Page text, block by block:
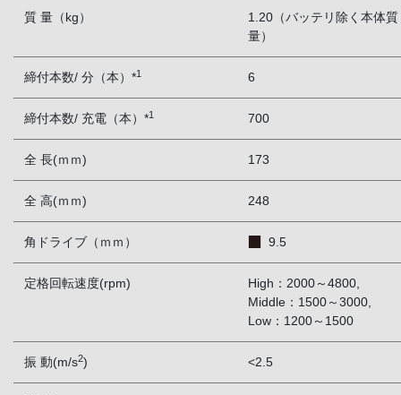
質 量（kg）
1.20（バッテリ除く本体質
量）
締付本数/ 分（本）*1 6
締付本数/ 充電（本）*1 700
全 長(ｍｍ) 173
全 高(ｍｍ) 248
角ドライブ（ｍｍ） 9.5
定格回転速度(rpm)
High：2000～4800,
Middle：1500～3000,
Low：1200～1500
振 動(m/s2) <2.5